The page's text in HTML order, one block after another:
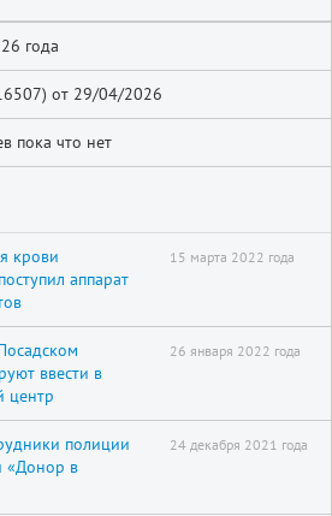
года
от 29/04/2026
пока что нет
крови
аппарат
15 марта 2022 года
ввести в
центр
26 января 2022 года
полиции
«Донор в
24 декабря 2021 года